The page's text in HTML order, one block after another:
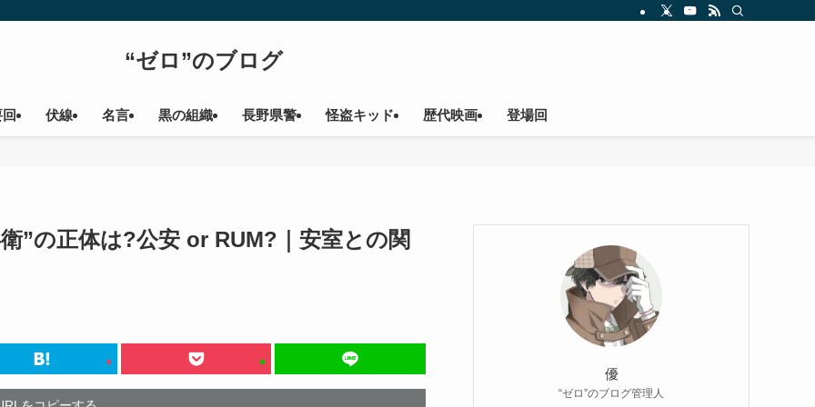
“ゼロ”のブログ
伏線 名言 黒の組織 長野県警 怪盗キッド 歴代映画 登場回
”の正体は?公安 or RUM?｜安室との関
優
“ゼロ”のブログ管理人